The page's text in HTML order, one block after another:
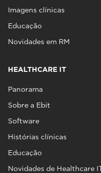
Imagens clínicas
Educação
Novidades em RM
HEALTHCARE IT
Panorama
Sobre a Ebit
Software
Histórias clínicas
Educação
Novidades de Healthcare